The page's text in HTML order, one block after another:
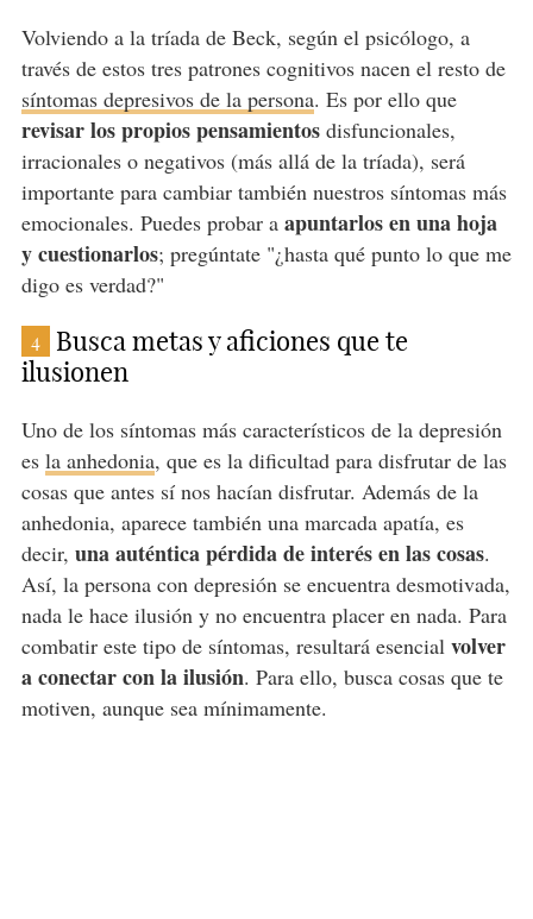
Volviendo a la tríada de Beck, según el psicólogo, a
través de estos tres patrones cognitivos nacen el resto de
síntomas depresivos de la persona. Es por ello que
revisar los propios pensamientosdisfuncionales,
irracionales o negativos (más allá de la tríada), será
importante para cambiar también nuestros síntomas más
emocionales. Puedes probar a apuntarlos en una hoja
y cuestionarlos; pregúntate "¿hasta qué punto lo que me
digo es verdad?"
4
Busca metas y aficiones que te
ilusionen
Uno de los síntomas más característicos de la depresión
es la anhedonia, que es la dificultad para disfrutar de las
cosas que antes sí nos hacían disfrutar. Además de la
anhedonia, aparece también una marcada apatía, es
decir, una auténtica pérdida de interés en las cosas.
Así, la persona con depresión se encuentra desmotivada,
nada le hace ilusión y no encuentra placer en nada. Para
combatir este tipo de síntomas, resultará esencial volver
a conectar con la ilusión. Para ello, busca cosas que te
motiven, aunque sea mínimamente.